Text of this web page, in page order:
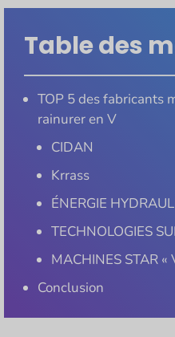
Table des
TOP 5 des fabricants
rainurer en V
CIDAN
Krrass
ÉNERGIE
TECHNOLOGIES
MACHINES STAR «
Conclusion